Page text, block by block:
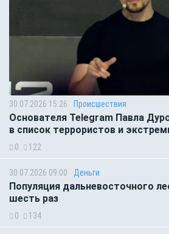
30.07.2026 15:26 Происшествия
Основателя Telegram Павла
в список террористов и
0 122
30.07.2026 09:00 Деньги
Популяция дальневосточного
шесть раз
0 134